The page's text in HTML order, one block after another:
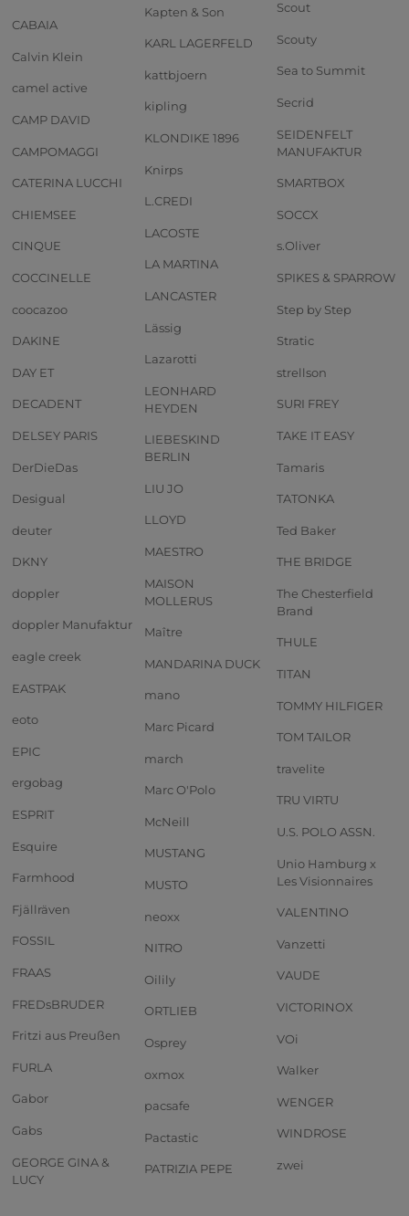
CABAIA
Calvin Klein
camel active
CAMP DAVID
CAMPOMAGGI
CATERINA LUCCHI
CHIEMSEE
CINQUE
COCCINELLE
coocazoo
DAKINE
DAY ET
DECADENT
DELSEY PARIS
DerDieDas
Desigual
deuter
DKNY
doppler
doppler Manufaktur
eagle creek
EASTPAK
eoto
EPIC
ergobag
ESPRIT
Esquire
Farmhood
Fjällräven
FOSSIL
FRAAS
FREDsBRUDER
Fritzi aus Preußen
FURLA
Gabor
Gabs
GEORGE GINA &
LUCY
Kapten & Son
KARL LAGERFELD
kattbjoern
kipling
KLONDIKE 1896
Knirps
L.CREDI
LACOSTE
LA MARTINA
LANCASTER
Lässig
Lazarotti
LEONHARD
HEYDEN
LIEBESKIND
BERLIN
LIU JO
LLOYD
MAESTRO
MAISON
MOLLERUS
Maître
MANDARINA DUCK
mano
Marc Picard
march
Marc O'Polo
McNeill
MUSTANG
MUSTO
neoxx
NITRO
Oilily
ORTLIEB
Osprey
oxmox
pacsafe
Pactastic
PATRIZIA PEPE
Scout
Scouty
Sea to Summit
Secrid
SEIDENFELT
MANUFAKTUR
SMARTBOX
SOCCX
s.Oliver
SPIKES & SPARROW
Step by Step
Stratic
strellson
SURI FREY
TAKE IT EASY
Tamaris
TATONKA
Ted Baker
THE BRIDGE
The Chesterfield
Brand
THULE
TITAN
TOMMY HILFIGER
TOM TAILOR
travelite
TRU VIRTU
U.S. POLO ASSN.
Unio Hamburg x
Les Visionnaires
VALENTINO
Vanzetti
VAUDE
VICTORINOX
VOi
Walker
WENGER
WINDROSE
zwei